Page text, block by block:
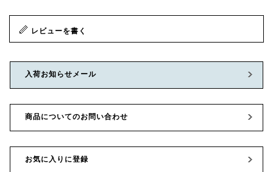
レビューを書く
入荷お知らせメール
商品についてのお問い合わせ
お気に入りに登録